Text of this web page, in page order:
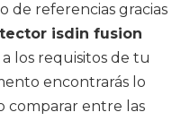
de referencias gracias
isdin fusion
los requisitos de tu
encontrarás lo
comparar entre las